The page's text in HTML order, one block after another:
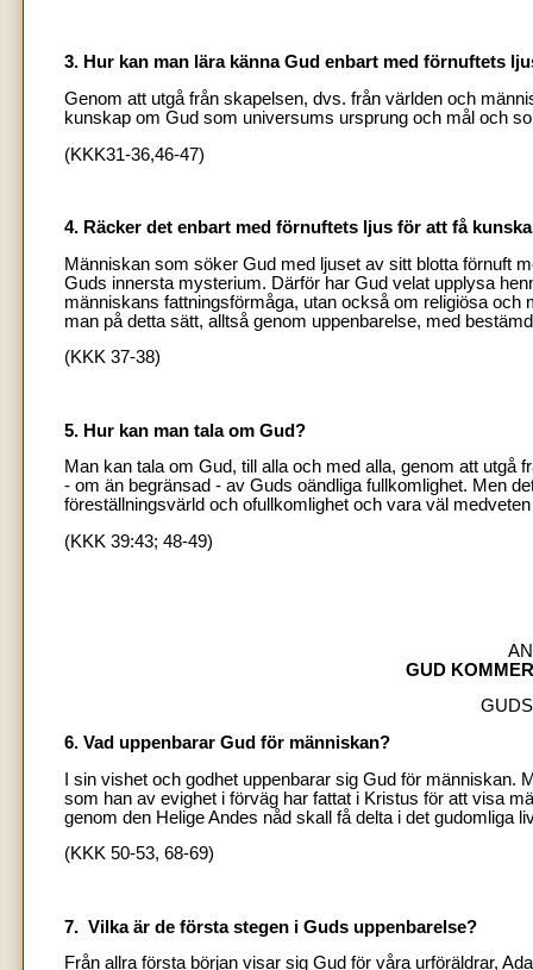
3. Hur kan man lära känna Gud enbart med förnuftets
Genom att utgå från skapelsen, dvs. från världen och
kunskap om Gud som universums ursprung och mål och
(KKK31-36,46-47)
4. Räcker det enbart med förnuftets ljus för att få
Människan som söker Gud med ljuset av sitt blotta förnuft
Guds innersta mysterium. Därför har Gud velat upplysa
människans fattningsförmåga, utan också om religiösa
man på detta sätt, alltså genom uppenbarelse, med
(KKK 37-38)
5. Hur kan man tala om Gud?
Man kan tala om Gud, till alla och med alla, genom att
- om än begränsad - av Guds oändliga fullkomlighet. Men
föreställningsvärld och ofullkomlighet och vara väl
(KKK 39:43; 48-49)
GUD
6. Vad uppenbarar Gud för människan?
I sin vishet och godhet uppenbarar sig Gud för
som han av evighet i förväg har fattat i Kristus för att visa
genom den Helige Andes nåd skall få delta i det gudomliga
(KKK 50-53, 68-69)
7. Vilka är de första stegen i Guds uppenbarelse?
Från allra första början visar sig Gud för våra urföräldrar,